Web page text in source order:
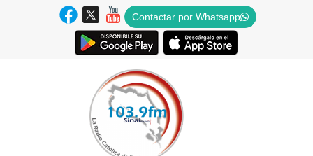
Contactar por Whatsapp